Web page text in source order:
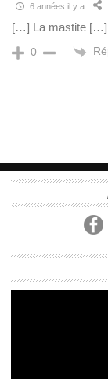
6 années il y a
[…] La mastite […]
0